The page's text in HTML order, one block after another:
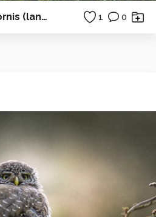
Ctenophora pectinicornis (langpootmug) 1 0